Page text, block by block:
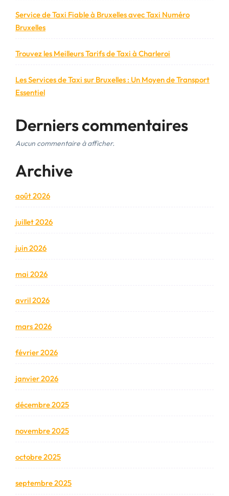
Service de Taxi Fiable à Bruxelles avec Taxi Numéro
Bruxelles
Trouvez les Meilleurs Tarifs de Taxi à Charleroi
Les Services de Taxi sur Bruxelles : Un Moyen de Transport
Essentiel
Derniers commentaires
Aucun commentaire à afficher.
Archive
août 2026
juillet 2026
juin 2026
mai 2026
avril 2026
mars 2026
février 2026
janvier 2026
décembre 2025
novembre 2025
octobre 2025
septembre 2025